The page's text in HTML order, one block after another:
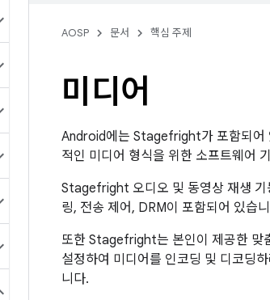
AOSP 문서 핵심 주제
미디어
Android에는 Stagefright가 포함되어
적인 미디어 형식을 위한 소프트웨어
Stagefright 오디오 및 동영상 재생 기
링, 전송 제어, DRM이 포함되어 있습
또한 Stagefright는 본인이 제공한 맞
설정하여 미디어를 인코딩 및 디코딩
니다.